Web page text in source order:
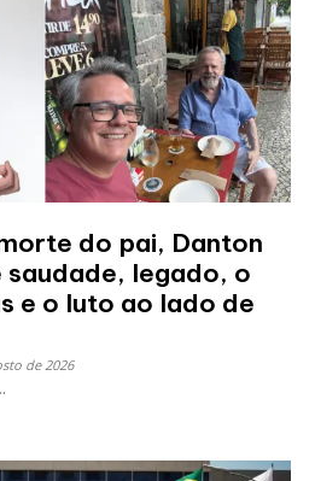
do pai, Danton
legado, o
e o luto ao lado de
de 2026